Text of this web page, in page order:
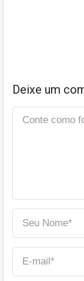
Deixe um